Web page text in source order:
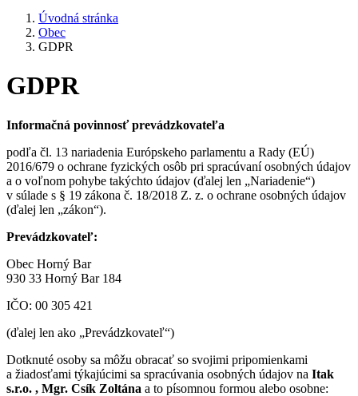
Úvodná stránka
Obec
GDPR
GDPR
Informačná povinnosť prevádzkovateľa
podľa čl. 13 nariadenia Európskeho parlamentu a Rady (EÚ)
2016/679 o ochrane fyzických osôb pri spracúvaní osobných údajov
a o voľnom pohybe takýchto údajov (ďalej len „Nariadenie“)
v súlade s § 19 zákona č. 18/2018 Z. z. o ochrane osobných údajov
(ďalej len „zákon“).
Prevádzkovateľ:
Obec Horný Bar
930 33 Horný Bar 184
IČO: 00 305 421
(ďalej len ako „Prevádzkovateľ“)
Dotknuté osoby sa môžu obracať so svojimi pripomienkami
a žiadosťami týkajúcimi sa spracúvania osobných údajov na Itak
s.r.o. , Mgr. Csík Zoltána a to písomnou formou alebo osobne: